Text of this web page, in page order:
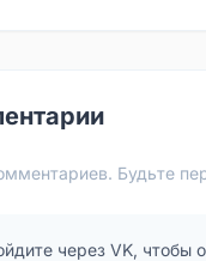
Будьте
через VK, чтобы